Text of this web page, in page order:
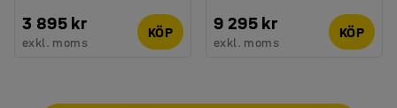
3 895 kr
exkl. moms
KÖP 9 295 kr
exkl. moms
KÖP